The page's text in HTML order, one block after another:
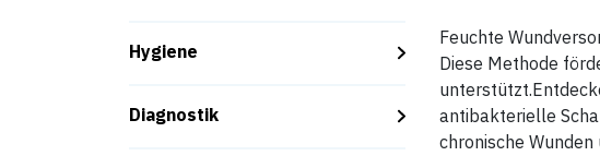
Hygiene
Diagnostik
Feuchte
Diese Methode
antibakterielle
chronische